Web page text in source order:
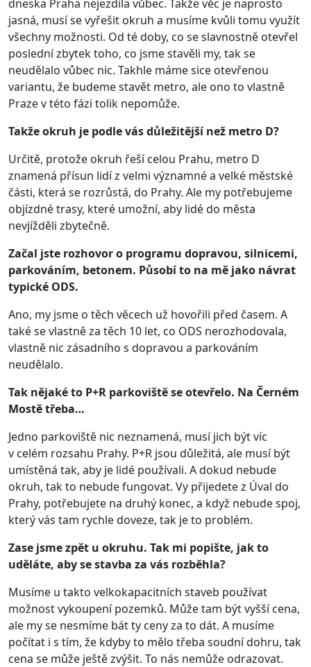
dneska Praha nejezdila vůbec. Takže věc je naprosto
jasná, musí se vyřešit okruh a musíme kvůli tomu využít
všechny možnosti. Od té doby, co se slavnostně otevřel
poslední zbytek toho, co jsme stavěli my, tak se
neudělalo vůbec nic. Takhle máme sice otevřenou
variantu, že budeme stavět metro, ale ono to vlastně
Praze v této fázi tolik nepomůže.
Takže okruh je podle vás důležitější než metro D?
Určitě, protože okruh řeší celou Prahu, metro D
znamená přísun lidí z velmi významné a velké městské
části, která se rozrůstá, do Prahy. Ale my potřebujeme
objízdné trasy, které umožní, aby lidé do města
nevjížděli zbytečně.
Začal jste rozhovor o programu dopravou, silnicemi,
parkováním, betonem. Působí to na mě jako návrat
typické ODS.
Ano, my jsme o těch věcech už hovořili před časem. A
také se vlastně za těch 10 let, co ODS nerozhodovala,
vlastně nic zásadního s dopravou a parkováním
neudělalo.
Tak nějaké to P+R parkoviště se otevřelo. Na Černém
Mostě třeba…
Jedno parkoviště nic neznamená, musí jich být víc
v celém rozsahu Prahy. P+R jsou důležitá, ale musí být
umístěná tak, aby je lidé používali. A dokud nebude
okruh, tak to nebude fungovat. Vy přijedete z Úval do
Prahy, potřebujete na druhý konec, a když nebude spoj,
který vás tam rychle doveze, tak je to problém.
Zase jsme zpět u okruhu. Tak mi popište, jak to
uděláte, aby se stavba za vás rozběhla?
Musíme u takto velkokapacitních staveb používat
možnost vykoupení pozemků. Může tam být vyšší cena,
ale my se nesmíme bát ty ceny za to dát. A musíme
počítat i s tím, že kdyby to mělo třeba soudní dohru, tak
cena se může ještě zvýšit. To nás nemůže odrazovat.